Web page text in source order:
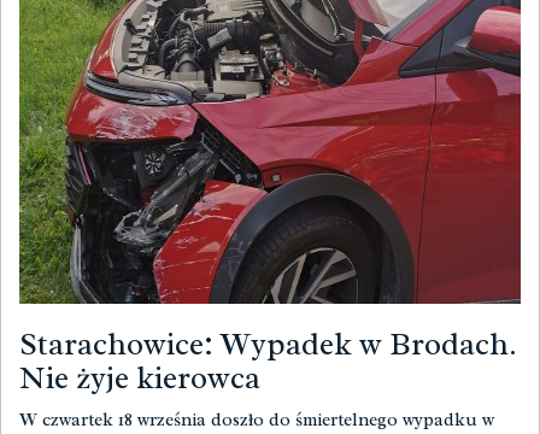
Starachowice: Wypadek w Brodach.
Nie żyje kierowca
W czwartek 18 września doszło do śmiertelnego wypadku w